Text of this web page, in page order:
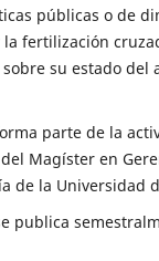
públicas o de
fertilización
su estado
parte de la
Magíster en
de la Universidad
publica